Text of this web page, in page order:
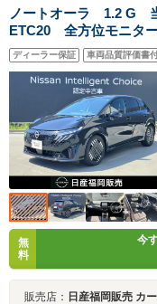
端子 LEDヘッドライ
ト 衝突被害軽減ブレ
ーキ フルセグ
ノートオーラ 1.2 G
ETC20 全方位モニタ
ンド SOSコール 衝
衝突防止アシスト
ディーラー保証 車両品質評価書
無
料
今
販売店： 日産福岡販売 カ